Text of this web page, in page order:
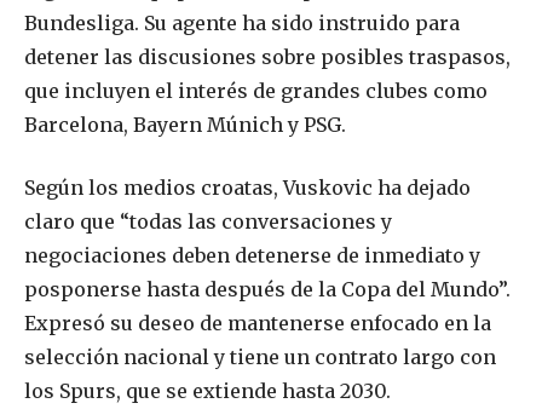
Bundesliga. Su agente ha sido instruido para
detener las discusiones sobre posibles traspasos,
que incluyen el interés de grandes clubes como
Barcelona, Bayern Múnich y PSG.
Según los medios croatas, Vuskovic ha dejado
claro que “todas las conversaciones y
negociaciones deben detenerse de inmediato y
posponerse hasta después de la Copa del Mundo”.
Expresó su deseo de mantenerse enfocado en la
selección nacional y tiene un contrato largo con
los Spurs, que se extiende hasta 2030.